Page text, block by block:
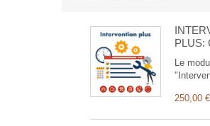
PLUS:
Le
250,00 €